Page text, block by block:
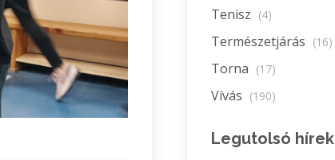
Tenisz (4)
Természetjárás (16)
Torna (17)
Vívás (190)
Legutolsó hírek